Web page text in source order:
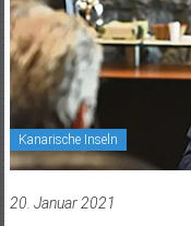
Kanarische Inseln
20. Januar 2021